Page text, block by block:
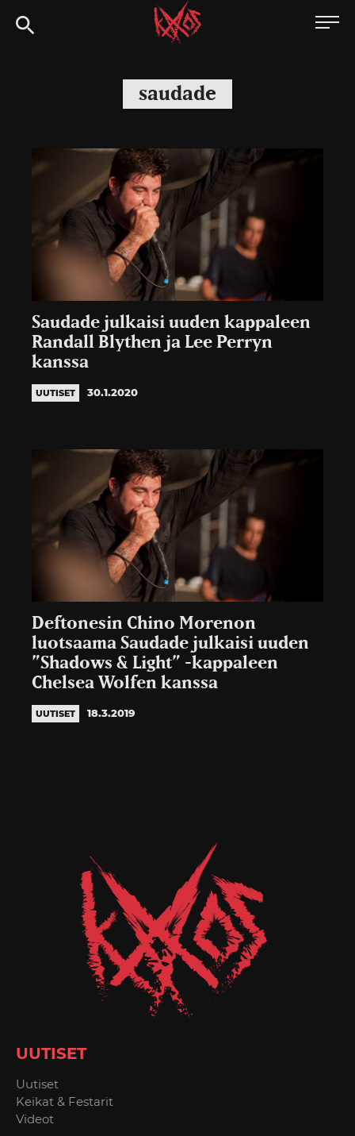
Siirry
suoraan
Kaaoszine
saudade
Saudade julkaisi uuden kappaleen
Randall Blythen ja Lee Perryn
kanssa
UUTISET 30.1.2020
Deftonesin Chino Morenon
luotsaama Saudade julkaisi uuden
”Shadows & Light” -kappaleen
Chelsea Wolfen kanssa
UUTISET 18.3.2019
UUTISET
Uutiset
Keikat & Festarit
Videot